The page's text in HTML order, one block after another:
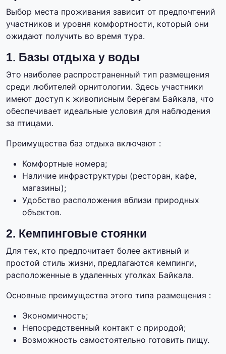
Выбор места проживания зависит от предпочтений
участников и уровня комфортности, который они
ожидают получить во время тура.
1. Базы отдыха у воды
Это наиболее распространенный тип размещения
среди любителей орнитологии. Здесь участники
имеют доступ к живописным берегам Байкала, что
обеспечивает идеальные условия для наблюдения
за птицами.
Преимущества баз отдыха включают :
Комфортные номера;
Наличие инфраструктуры (ресторан, кафе,
магазины);
Удобство расположения вблизи природных
объектов.
2. Кемпинговые стоянки
Для тех, кто предпочитает более активный и
простой стиль жизни, предлагаются кемпинги,
расположенные в удаленных уголках Байкала.
Основные преимущества этого типа размещения :
Экономичность;
Непосредственный контакт с природой;
Возможность самостоятельно готовить пищу.